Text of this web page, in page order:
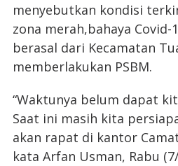
menyebutkan kondisi
zona merah,bahaya
berasal dari Kecamatan
memberlakukan PSBM.
“Waktunya belum dapat
Saat ini masih kita
akan rapat di kantor
kata Arfan Usman, Rabu